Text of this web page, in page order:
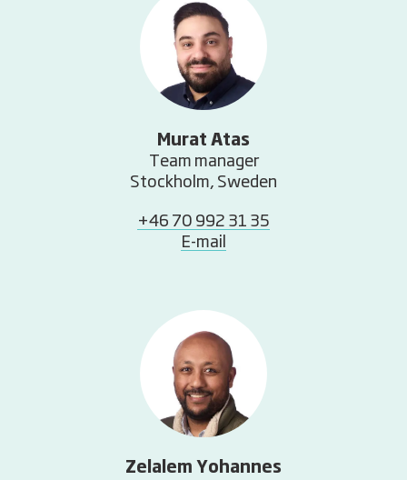
Murat Atas
Team manager
Stockholm, Sweden
+46 70 992 31 35
E-mail
Zelalem Yohannes